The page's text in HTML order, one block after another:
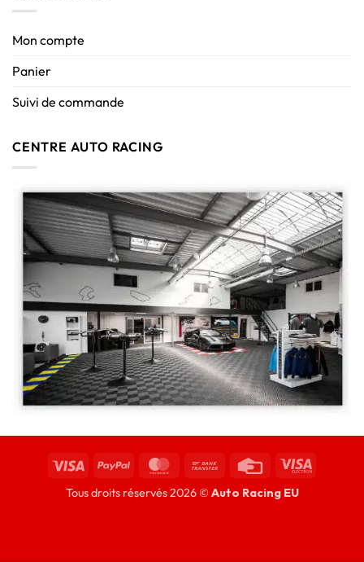
Mon compte
Panier
Suivi de commande
CENTRE AUTO RACING
Tous droits réservés 2026 © Auto Racing EU